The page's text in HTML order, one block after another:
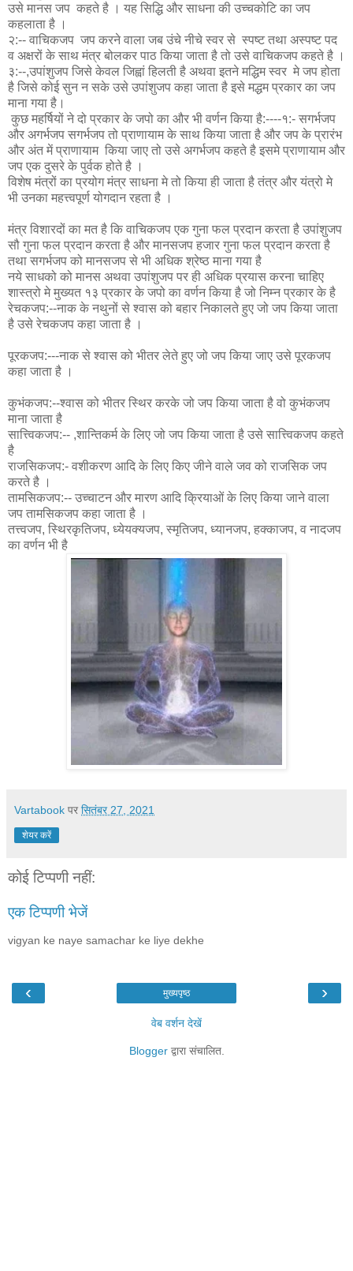
उसे मानस जप कहते है । यह सिद्धि और साधना की उच्चकोटि का जप
कहलाता है ।
२:-- वाचिकजप जप करने वाला जब उंचे नीचे स्वर से स्पष्ट तथा अस्पष्ट पद
व अक्षरों के साथ मंत्र बोलकर पाठ किया जाता है तो उसे वाचिकजप कहते है ।
३:--,उपांशुजप जिसे केवल जिह्वां हिलती है अथवा इतने मद्धिम स्वर मे जप होता
है जिसे कोई सुन न सके उसे उपांशुजप कहा जाता है इसे मद्धम प्रकार का जप
माना गया है।
कुछ महर्षियों ने दो प्रकार के जपो का और भी वर्णन किया है:----१:- सगर्भजप
और अगर्भजप सगर्भजप तो प्राणायाम के साथ किया जाता है और जप के प्रारंभ
और अंत में प्राणायाम किया जाए तो उसे अगर्भजप कहते है इसमे प्राणायाम और
जप एक दुसरे के पुर्वक होते है ।
विशेष मंत्रों का प्रयोग मंत्र साधना मे तो किया ही जाता है तंत्र और यंत्रो मे
भी उनका महत्त्वपूर्ण योगदान रहता है ।
मंत्र विशारदों का मत है कि वाचिकजप एक गुना फल प्रदान करता है उपांशुजप
सौ गुना फल प्रदान करता है और मानसजप हजार गुना फल प्रदान करता है
तथा सगर्भजप को मानसजप से भी अधिक श्रेष्ठ माना गया है
नये साधको को मानस अथवा उपांशुजप पर ही अधिक प्रयास करना चाहिए
शास्त्रो मे मुख्यत १३ प्रकार के जपो का वर्णन किया है जो निम्न प्रकार के है
रेचकजप:--नाक के नथुनों से श्वास को बहार निकालते हुए जो जप किया जाता
है उसे रेचकजप कहा जाता है ।
पूरकजप:---नाक से श्वास को भीतर लेते हुए जो जप किया जाए उसे पूरकजप
कहा जाता है ।
कुभंकजप:--श्वास को भीतर स्थिर करके जो जप किया जाता है वो कुभंकजप
माना जाता है
सात्त्विकजप:-- ,शान्तिकर्म के लिए जो जप किया जाता है उसे सात्त्विकजप कहते
है
राजसिकजप:- वशीकरण आदि के लिए किए जीने वाले जव को राजसिक जप
करते है ।
तामसिकजप:-- उच्चाटन और मारण आदि क्रियाओं के लिए किया जाने वाला
जप तामसिकजप कहा जाता है ।
तत्त्वजप, स्थिरकृतिजप, ध्येयक्यजप, स्मृतिजप, ध्यानजप, हक्काजप, व नादजप
का वर्णन भी है
Vartabook पर सितंबर 27, 2021
शेयर करें
कोई टिप्पणी नहीं:
एक टिप्पणी भेजें
vigyan ke naye samachar ke liye dekhe
‹ ›
मुख्यपृष्ठ
वेब वर्शन देखें
Bloggerद्वारा संचालित.